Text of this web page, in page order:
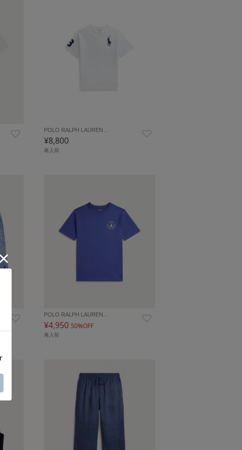
POLO RALPH LAUREN…
¥8,800
再入荷
POLO RALPH LAUREN…
¥4,950 50%OFF
再入荷